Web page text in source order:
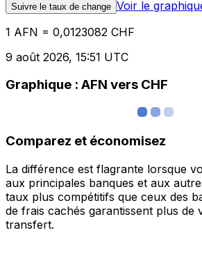
Suivre le taux de change Voir le
1 AFN = 0,0123082 CHF
9 août 2026, 15:51 UTC
Graphique : AFN vers CHF
Comparez et économisez
La différence est flagrante lorsque
aux principales banques et aux
taux plus compétitifs que ceux des
de frais cachés garantissent plus de
transfert.